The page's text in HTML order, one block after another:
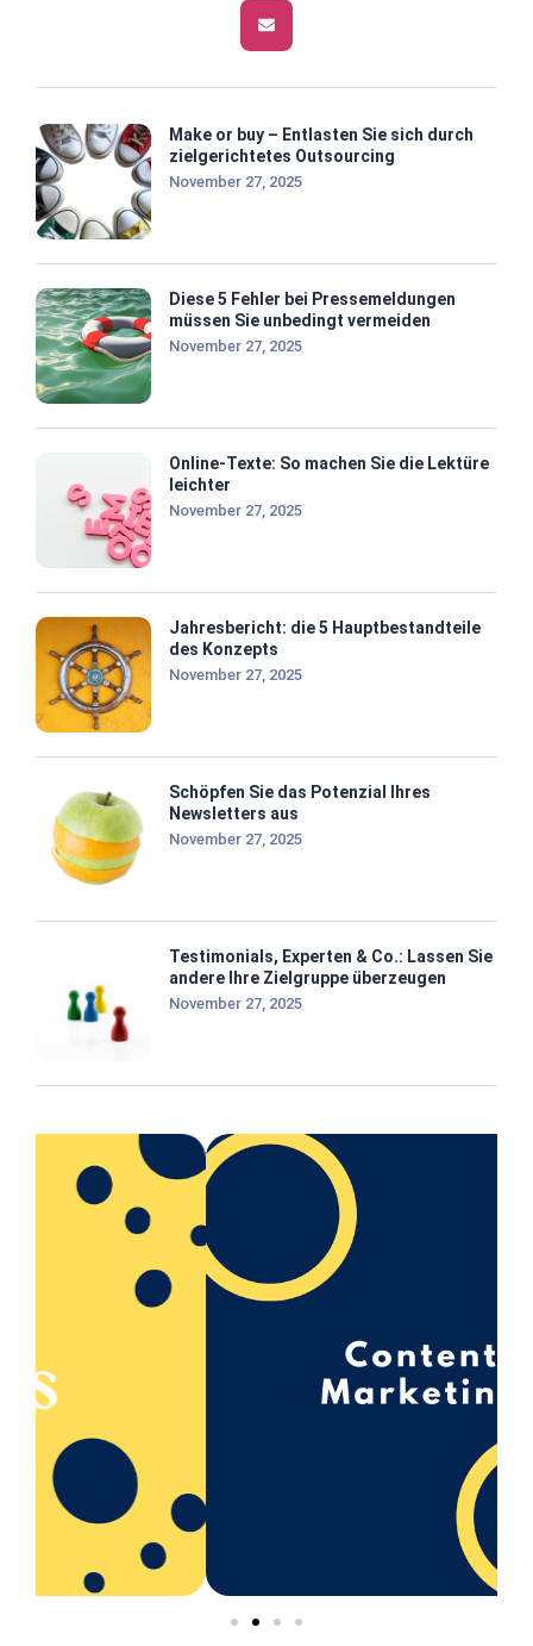
Make or buy – Entlasten Sie sich durch
zielgerichtetes Outsourcing
November 27, 2025
Diese 5 Fehler bei Pressemeldungen
müssen Sie unbedingt vermeiden
November 27, 2025
Online-Texte: So machen Sie die Lektüre
leichter
November 27, 2025
Jahresbericht: die 5 Hauptbestandteile
des Konzepts
November 27, 2025
Schöpfen Sie das Potenzial Ihres
Newsletters aus
November 27, 2025
Testimonials, Experten & Co.: Lassen Sie
andere Ihre Zielgruppe überzeugen
November 27, 2025